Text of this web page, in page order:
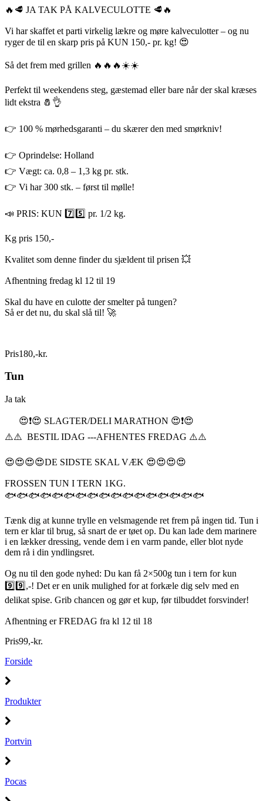
🔥🥩 JA TAK PÅ KALVECULOTTE 🥩🔥
Vi har skaffet et parti virkelig lækre og møre kalveculotter – og nu
ryger de til en skarp pris på KUN 150,- pr. kg! 😍
Så det frem med grillen 🔥🔥🔥☀️☀️
Perfekt til weekendens steg, gæstemad eller bare når der skal kræses
lidt ekstra 🧂👌
👉 100 % mørhedsgaranti – du skærer den med smørkniv!
👉 Oprindelse: Holland
👉 Vægt: ca. 0,8 – 1,3 kg pr. stk.
👉 Vi har 300 stk. – først til mølle!
📣 PRIS: KUN 7️⃣5️⃣ pr. 1/2 kg.
Kg pris 150,-
Kvalitet som denne finder du sjældent til prisen 💥
Afhentning fredag kl 12 til 19
Skal du have en culotte der smelter på tungen?
Så er det nu, du skal slå til! 🚀
Pris180,-kr.
Tun
Ja tak
😍❗️😍 SLAGTER/DELI MARATHON 😍❗️😍
⚠️⚠️ BESTIL IDAG ---AFHENTES FREDAG ⚠️⚠️
😍😍😍😍DE SIDSTE SKAL VÆK 😍😍😍😍
FROSSEN TUN I TERN 1KG.
🐟🐟🐟🐟🐟🐟🐟🐟🐟🐟🐟🐟🐟🐟🐟🐟🐟
Tænk dig at kunne trylle en velsmagende ret frem på ingen tid. Tun i
tern er klar til brug, så snart de er tøet op. Du kan lade dem marinere
i en lækker dressing, vende dem i en varm pande, eller blot nyde
dem rå i din yndlingsret.
Og nu til den gode nyhed: Du kan få 2×500g tun i tern for kun
9️⃣9️⃣,-! Det er en unik mulighed for at forkæle dig selv med en
delikat spise. Grib chancen og gør et kup, før tilbuddet forsvinder!
Afhentning er FREDAG fra kl 12 til 18
Pris99,-kr.
Forside
Produkter
Portvin
Pocas